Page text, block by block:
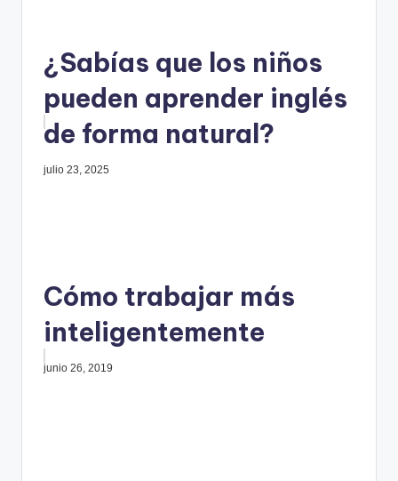
¿Sabías que los niños
pueden aprender inglés
de forma natural?
julio 23, 2025
Cómo trabajar más
inteligentemente
junio 26, 2019